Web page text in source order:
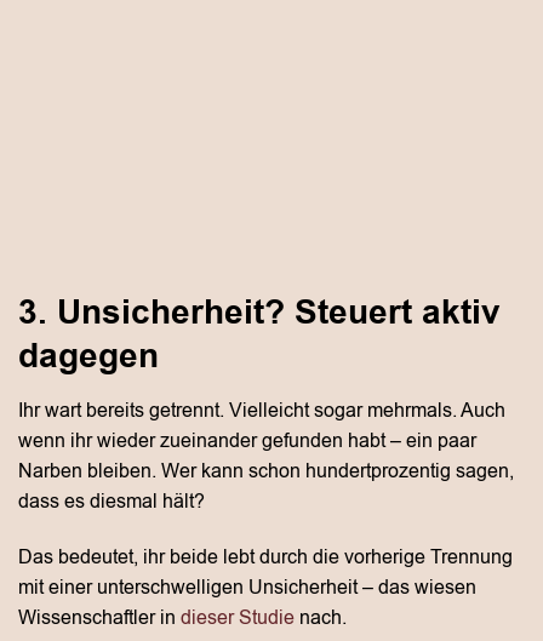
3. Unsicherheit? Steuert aktiv
dagegen
Ihr wart bereits getrennt. Vielleicht sogar mehrmals. Auch
wenn ihr wieder zueinander gefunden habt – ein paar
Narben bleiben. Wer kann schon hundertprozentig sagen,
dass es diesmal hält?
Das bedeutet, ihr beide lebt durch die vorherige Trennung
mit einer unterschwelligen Unsicherheit – das wiesen
Wissenschaftler in dieser Studie nach.